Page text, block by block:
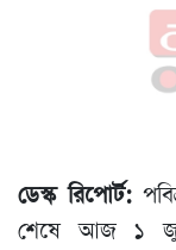
ডেস্ক রিপোর্ট:
শেষে আজ ১ জুন